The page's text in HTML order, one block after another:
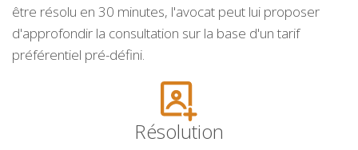
être résolu en 30 minutes, l'avocat peut lui proposer
d'approfondir la consultation sur la base d'un tarif
préférentiel pré-défini.
Résolution